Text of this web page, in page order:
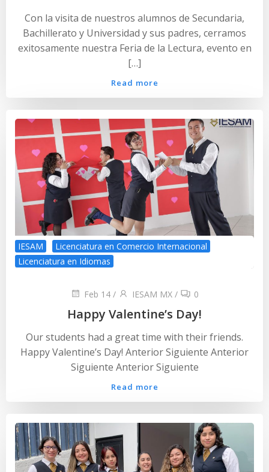
Con la visita de nuestros alumnos de Secundaria,
Bachillerato y Universidad y sus padres, cerramos
exitosamente nuestra Feria de la Lectura, evento en
[…]
Read more
IESAM
Licenciatura en Comercio Internacional
Licenciatura en Idiomas
Feb 14 / IESAM MX / 0
Happy Valentine’s Day!
Our students had a great time with their friends.
Happy Valentine’s Day! Anterior Siguiente Anterior
Siguiente Anterior Siguiente
Read more